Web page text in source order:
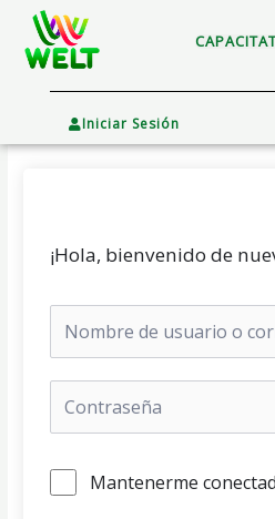
contenido
Iniciar Sesión
¡Hola, bienvenido de
Mantenerme